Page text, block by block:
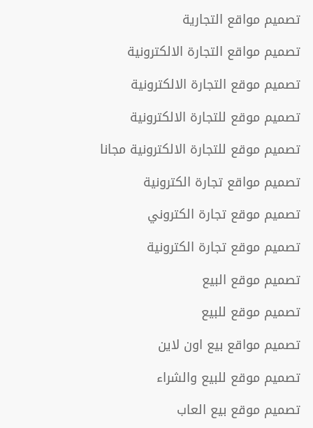
تصميم مواقع التجارية
تصميم مواقع التجارة الالكترونية
تصميم موقع التجارة الالكترونية
تصميم موقع للتجارة الالكترونية
تصميم موقع للتجارة الالكترونية مجانا
تصميم مواقع تجارة الكترونية
تصميم موقع تجارة الكتروني
تصميم موقع تجارة الكترونية
تصميم موقع البيع
تصميم موقع للبيع
تصميم مواقع بيع اون لاين
تصميم موقع للبيع والشراء
تصميم موقع بيع العاب